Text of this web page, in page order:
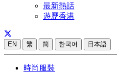
最新熱話
遊歷香港
EN 繁 简 한국어 日本語
時尚服裝